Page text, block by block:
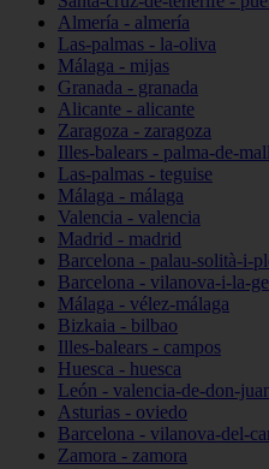
Almería - almería
Las-palmas - la-oliva
Málaga - mijas
Granada - granada
Alicante - alicante
Zaragoza - zaragoza
Illes-balears - palma-de-
Las-palmas - teguise
Málaga - málaga
Valencia - valencia
Madrid - madrid
Barcelona - palau-solità-i-
Barcelona - vilanova-i-la-
Málaga - vélez-málaga
Bizkaia - bilbao
Illes-balears - campos
Huesca - huesca
León - valencia-de-don-
Asturias - oviedo
Barcelona - vilanova-del-
Zamora - zamora